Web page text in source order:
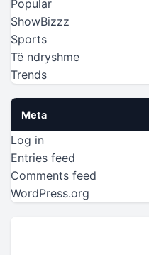
Popular
ShowBizzz
Sports
Të ndryshme
Trends
Meta
Log in
Entries feed
Comments feed
WordPress.org